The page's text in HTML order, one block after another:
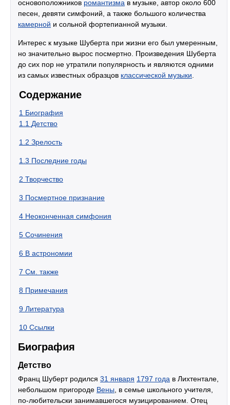
основоположников романтизма в музыке, автор около 600
песен, девяти симфоний, а также большого количества
камерной и сольной фортепианной музыки.
Интерес к музыке Шуберта при жизни его был умеренным,
но значительно вырос посмертно. Произведения Шуберта
до сих пор не утратили популярность и являются одними
из самых известных образцов классической музыки
Содержание
1 Биография
1.1 Детство
1.2 Зрелость
1.3 Последние годы
2 Творчество
3 Посмертное признание
4 Неоконченная симфония
5 Сочинения
6 В астрономии
7 См. также
8 Примечания
9 Литература
10 Ссылки
Биография
Детство
Франц Шуберт родился 31 января 1797 года в Лихтентале,
небольшом пригороде Вены , в семье школьного учителя,
по-любительски занимавшегося музицированием. Отец